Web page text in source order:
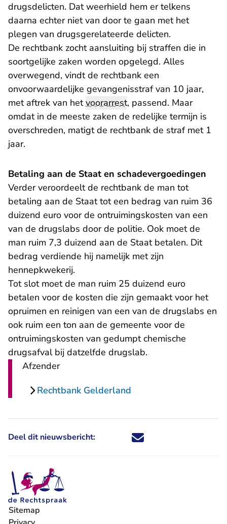
drugsdelicten. Dat weerhield hem er telkens
daarna echter niet van door te gaan met het
plegen van drugsgerelateerde delicten.
De rechtbank zocht aansluiting bij straffen die in
soortgelijke zaken worden opgelegd. Alles
overwegend, vindt de rechtbank een
onvoorwaardelijke gevangenisstraf van 10 jaar,
met aftrek van hetvoorarrest, passend. Maar
omdat in de meeste zaken de redelijke termijn is
overschreden, matigt de rechtbank de straf met 1
jaar.
Betaling aan de Staat en schadevergoedingen
Verder veroordeelt de rechtbank de man tot
betaling aan de Staat tot een bedrag van ruim 36
duizend euro voor de ontruimingskosten van een
van de drugslabs door de politie. Ook moet de
man ruim 7,3 duizend aan de Staat betalen. Dit
bedrag verdiende hij namelijk met zijn
hennepkwekerij.
Tot slot moet de man ruim 25 duizend euro
betalen voor de kosten die zijn gemaakt voor het
opruimen en reinigen van een van de drugslabs en
ook ruim een ton aan de gemeente voor de
ontruimingskosten van gedumpt chemische
drugsafval bij datzelfde drugslab.
Afzender
Rechtbank Gelderland
Deel dit nieuwsbericht: Deel dit nieuwsbericht via X -
Deel dit nieuwsbericht via
Deel dit nieuwsbericht
Deel dit
Sitemap